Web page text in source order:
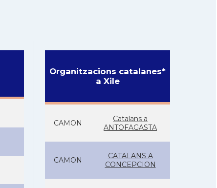
Organitzacions catalanes*
a Xile
CAMON
Catalans a
ANTOFAGASTA
CAMON
CATALANS A
CONCEPCION